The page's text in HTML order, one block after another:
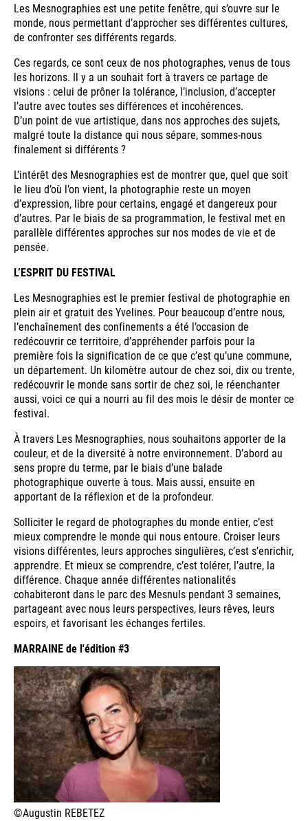
Les Mesnographies est une petite fenêtre, qui s’ouvre sur le
monde, nous permettant d’approcher ses différentes cultures,
de confronter ses différents regards.
Ces regards, ce sont ceux de nos photographes, venus de tous
les horizons. Il y a un souhait fort à travers ce partage de
visions : celui de prôner la tolérance, l’inclusion, d’accepter
l’autre avec toutes ses différences et incohérences.
D’un point de vue artistique, dans nos approches des sujets,
malgré toute la distance qui nous sépare, sommes-nous
finalement si différents ?
L’intérêt des Mesnographies est de montrer que, quel que soit
le lieu d’où l’on vient, la photographie reste un moyen
d’expression, libre pour certains, engagé et dangereux pour
d’autres. Par le biais de sa programmation, le festival met en
parallèle différentes approches sur nos modes de vie et de
pensée.
L’ESPRIT DU FESTIVAL
Les Mesnographies est le premier festival de photographie en
plein air et gratuit des Yvelines. Pour beaucoup d’entre nous,
l’enchaînement des confinements a été l’occasion de
redécouvrir ce territoire, d’appréhender parfois pour la
première fois la signification de ce que c’est qu’une commune,
un département. Un kilomètre autour de chez soi, dix ou trente,
redécouvrir le monde sans sortir de chez soi, le réenchanter
aussi, voici ce qui a nourri au fil des mois le désir de monter ce
festival.
À travers Les Mesnographies, nous souhaitons apporter de la
couleur, et de la diversité à notre environnement. D’abord au
sens propre du terme, par le biais d’une balade
photographique ouverte à tous. Mais aussi, ensuite en
apportant de la réflexion et de la profondeur.
Solliciter le regard de photographes du monde entier, c’est
mieux comprendre le monde qui nous entoure. Croiser leurs
visions différentes, leurs approches singulières, c’est s’enrichir,
apprendre. Et mieux se comprendre, c’est tolérer, l’autre, la
différence. Chaque année différentes nationalités
cohabiteront dans le parc des Mesnuls pendant 3 semaines,
partageant avec nous leurs perspectives, leurs rêves, leurs
espoirs, et favorisant les échanges fertiles.
MARRAINE de l'édition #3
©Augustin REBETEZ